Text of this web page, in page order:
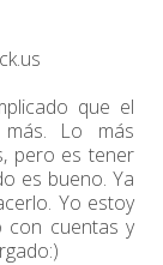
que el
Lo más
pero es tener
es bueno. Ya
Yo estoy
con cuentas y